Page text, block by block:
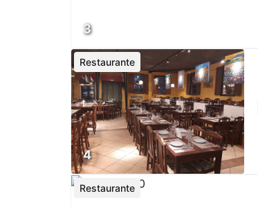
3
4
Restaurante
Restaurante